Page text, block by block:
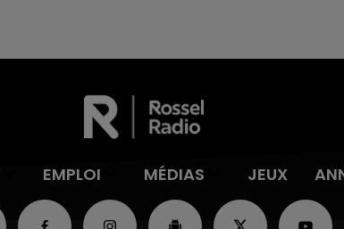
EMPLOI MÉDIAS JEUX